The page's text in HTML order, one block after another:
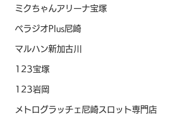
ミクちゃんアリーナ宝塚
ベラジオPlus尼崎
マルハン新加古川
123宝塚
123岩岡
メトログラッチェ尼崎スロット専門店